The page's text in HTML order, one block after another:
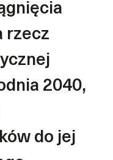
rzecz
2040,
do jej